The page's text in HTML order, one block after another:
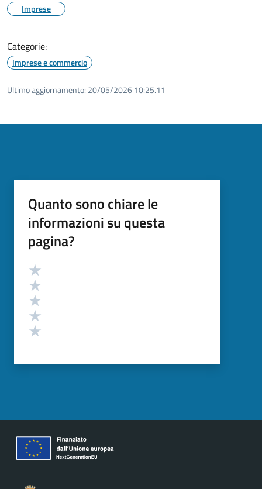
Imprese
Categorie:
Imprese e commercio
Ultimo aggiornamento: 20/05/2026 10:25.11
Quanto sono chiare le
informazioni su questa
pagina?
Valutazione